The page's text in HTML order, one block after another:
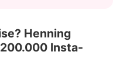
Henning
Insta-